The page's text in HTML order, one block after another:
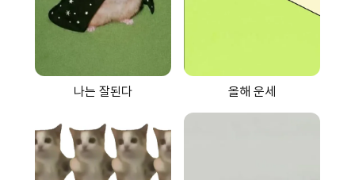
나는 잘된다 올해 운세